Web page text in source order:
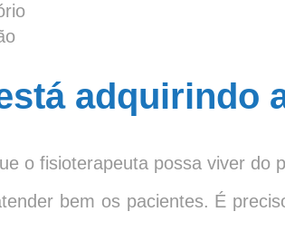
adquirindo
o fisioterapeuta possa viver do
bem os pacientes. É